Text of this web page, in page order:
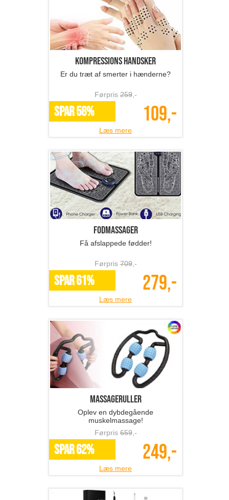
Kompressions handsker
Er du træt af smerter i hænderne?
Førpris259,-
SPAR 58% 109,-
Læs mere
Fodmassager
Få afslappede fødder!
Førpris709,-
SPAR 61% 279,-
Læs mere
Massageruller
Oplev en dybdegående
muskelmassage!
Førpris659,-
SPAR 62% 249,-
Læs mere